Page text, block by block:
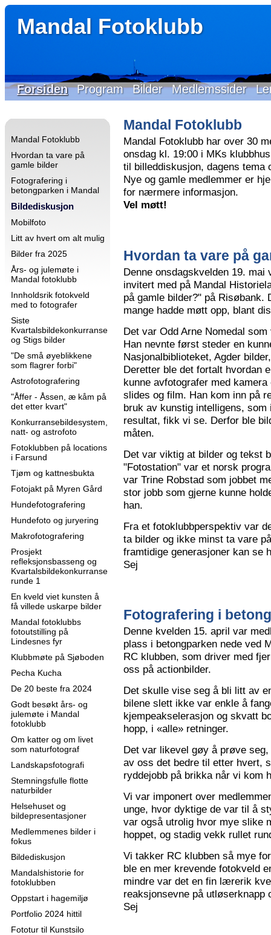
Mandal Fotoklubb
Forsiden Program Bilder Medlemssider
Mandal Fotoklubb
Hvordan ta vare på
gamle bilder
Fotografering i
betongparken i Mandal
Bildediskusjon
Mobilfoto
Litt av hvert om alt mulig
Bilder fra 2025
Års- og julemøte i
Mandal fotoklubb
Innholdsrik fotokveld
med to fotografer
Siste
Kvartalsbildekonkurranse
og Stigs bilder
"De små øyeblikkene
som flagrer forbi"
Astrofotografering
"Åffer - Åssen, æ kåm på
det etter kvart"
Konkurransebildesystem,
natt- og astrofoto
Fotoklubben på locations
i Farsund
Tjøm og kattnesbukta
Fotojakt på Myren Gård
Hundefotografering
Hundefoto og juryering
Makrofotografering
Prosjekt
refleksjonsbasseng og
Kvartalsbildekonkurranse
runde 1
En kveld viet kunsten å
få villede uskarpe bilder
Mandal fotoklubbs
fotoutstilling på
Lindesnes fyr
Klubbmøte på Sjøboden
Pecha Kucha
De 20 beste fra 2024
Godt besøkt års- og
julemøte i Mandal
fotoklubb
Om katter og om livet
som naturfotograf
Landskapsfotografi
Stemningsfulle flotte
naturbilder
Helsehuset og
bildepresentasjoner
Medlemmenes bilder i
fokus
Bildediskusjon
Mandalshistorie for
fotoklubben
Oppstart i hagemiljø
Portfolio 2024 hittil
Fototur til Kunstsilo
Mandal Fotoklubb
Mandal Fotoklubb har over 30
onsdag kl. 19:00 i MKs
til billeddiskusjon, dagens
Nye og gamle medlemmer er
for nærmere informasjon.
Vel møtt!
Hvordan ta vare på
Denne onsdagskvelden 19.
invitert med på Mandal
på gamle bilder?" på
mange hadde møtt opp, blant
Det var Odd Arne Nomedal
Han nevnte først steder en
Nasjonalbiblioteket, Agder
Deretter ble det fortalt hvordan
kunne avfotografer med
slides og film. Han kom inn på
bruk av kunstig intelligens,
resultat, fikk vi se. Derfor ble
måten.
Det var viktig at bilder og tekst
"Fotostation" var et norsk
var Trine Robstad som jobbet
stor jobb som gjerne kunne
han.
Fra et fotoklubbperspektiv var
ta bilder og ikke minst ta vare
framtidige generasjoner kan se
Sej
Fotografering i
Denne kvelden 15. april var
plass i betongparken nede ved
RC klubben, som driver med
oss på actionbilder.
Det skulle vise seg å bli litt av
bilene slett ikke var enkle å
kjempeakselerasjon og skvatt
hopp, i «alle» retninger.
Det var likevel gøy å prøve
av oss det bedre til etter hvert,
ryddejobb på brikka når vi kom
Vi var imponert over
unge, hvor dyktige de var til å
var også utrolig hvor mye slike
hoppet, og stadig vekk rullet
Vi takker RC klubben så mye
ble en mer krevende fotokveld
mindre var det en fin lærerik
reaksjonsevne på utløserknapp
Sej